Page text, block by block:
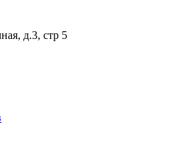
д.3, стр 5